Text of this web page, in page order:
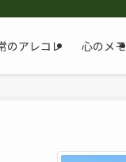
のアレコレ 心のメモ